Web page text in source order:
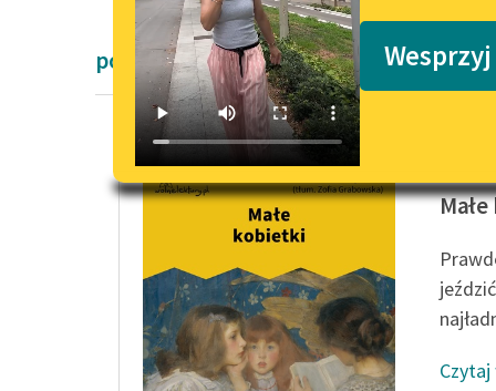
powieści Pozytywizm Louisa May